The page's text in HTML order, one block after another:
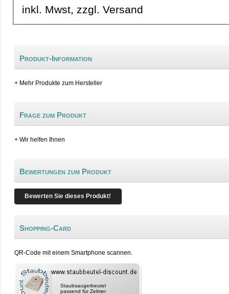
inkl. Mwst, zzgl. Versand
Produkt-Information
+ Mehr Produkte zum Hersteller
Frage zum Produkt
+ Wir helfen Ihnen
Bewertungen zum Produkt
Bewerten Sie dieses Produkt!
Shopping-Card
QR-Code mit einem Smartphone scannen.
Staubsaugerbeutel
passend für Zelmer